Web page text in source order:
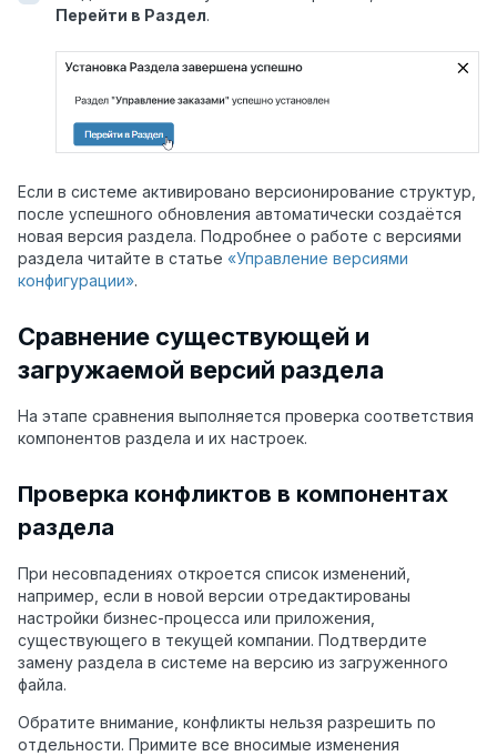
Перейти в Раздел.
Если в системе активировано версионирование структур,
после успешного обновления автоматически создаётся
новая версия раздела. Подробнее о работе с версиями
раздела читайте в статье «Управление версиями
конфигурации».
Сравнение существующей и
загружаемой версий раздела
На этапе сравнения выполняется проверка соответствия
компонентов раздела и их настроек.
Проверка конфликтов в компонентах
раздела
При несовпадениях откроется список изменений,
например, если в новой версии отредактированы
настройки бизнес-процесса или приложения,
существующего в текущей компании. Подтвердите
замену раздела в системе на версию из загруженного
файла.
Обратите внимание, конфликты нельзя разрешить по
отдельности. Примите все вносимые изменения